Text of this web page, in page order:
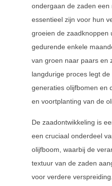
ondergaan de zaden
essentieel zijn voor hun
groeien de zaadknoppen
gedurende enkele
van groen naar paars en
langdurige proces legt
generaties olijfbomen en
en voortplanting van de
De zaadontwikkeling is
een cruciaal onderdeel
olijfboom, waarbij de
textuur van de zaden
voor verdere